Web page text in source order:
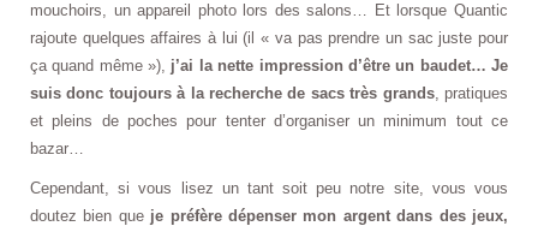
mouchoirs, un appareil photo lors des salons… Et lorsque Quantic
rajoute quelques affaires à lui (il « va pas prendre un sac juste pour
ça quand même »), j’ai la nette impression d’être un baudet… Je
suis donc toujours à la recherche de sacs très grands, pratiques
et pleins de poches pour tenter d’organiser un minimum tout ce
bazar…
Cependant, si vous lisez un tant soit peu notre site, vous vous
doutez bien que je préfère dépenser mon argent dans des jeux,